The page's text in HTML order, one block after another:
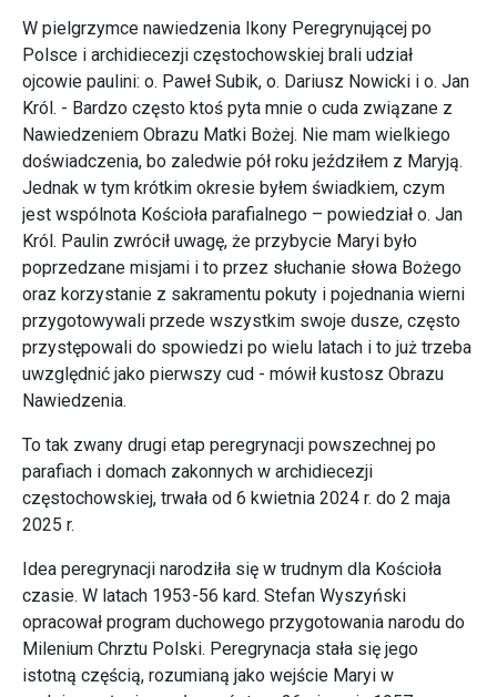
W pielgrzymce nawiedzenia Ikony Peregrynującej po
Polsce i archidiecezji częstochowskiej brali udział
ojcowie paulini: o. Paweł Subik, o. Dariusz Nowicki i o. Jan
Król. - Bardzo często ktoś pyta mnie o cuda związane z
Nawiedzeniem Obrazu Matki Bożej. Nie mam wielkiego
doświadczenia, bo zaledwie pół roku jeździłem z Maryją.
Jednak w tym krótkim okresie byłem świadkiem, czym
jest wspólnota Kościoła parafialnego – powiedział o. Jan
Król. Paulin zwrócił uwagę, że przybycie Maryi było
poprzedzane misjami i to przez słuchanie słowa Bożego
oraz korzystanie z sakramentu pokuty i pojednania wierni
przygotowywali przede wszystkim swoje dusze, często
przystępowali do spowiedzi po wielu latach i to już trzeba
uwzględnić jako pierwszy cud - mówił kustosz Obrazu
Nawiedzenia.
To tak zwany drugi etap peregrynacji powszechnej po
parafiach i domach zakonnych w archidiecezji
częstochowskiej, trwała od 6 kwietnia 2024 r. do 2 maja
2025 r.
Idea peregrynacji narodziła się w trudnym dla Kościoła
czasie. W latach 1953-56 kard. Stefan Wyszyński
opracował program duchowego przygotowania narodu do
Milenium Chrztu Polski. Peregrynacja stała się jego
istotną częścią, rozumianą jako wejście Maryi w